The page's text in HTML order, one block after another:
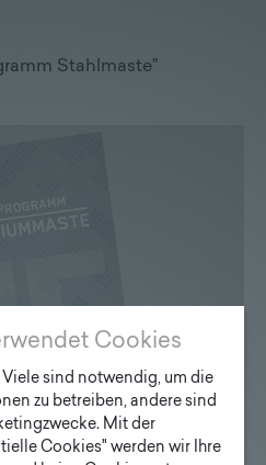
Stahlmaste"
Cookies
sind notwendig, um die
zu betreiben, andere sind
Mit der
Cookies" werden wir Ihre